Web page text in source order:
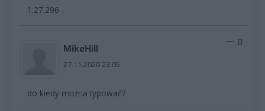
1:27.296
MikeHill
27.11.2020 23:05
0
do kiedy można typować?